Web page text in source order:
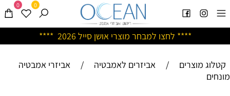
**** לחצו למבחר מוצרי אושן סייל 2026 ****
0 0
קטלוג מוצרים / אביזרים לאמבטיה /
אביזרי אמבטיה
מונחים